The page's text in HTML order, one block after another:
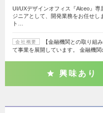
UI/UXデザインオフィス『Alceo』専
ジニアとして、開発業務をお任せし
ト…
会社概要
【金融機関との取り組
て事業を展開しています。 金融機
興味あり